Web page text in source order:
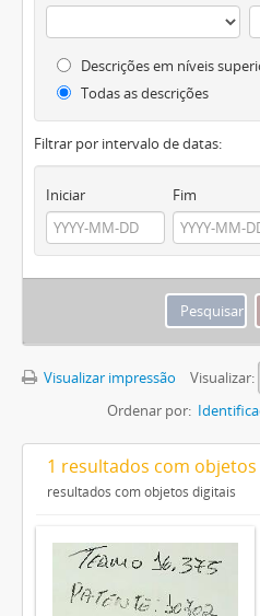
Descrições em níveis
Todas as descrições
Filtrar por intervalo de datas:
Iniciar Fim
Visualizar impressão
Visualizar:
Ordenar por:
1 resultados com
resultados com objetos digitais